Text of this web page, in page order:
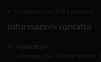
Informazioni sulla privacy
Informazioni contatto
Indirizzo:
Olteniei 26A, Piatra Neamt,